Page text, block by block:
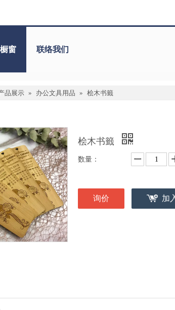
窗 联络我们
品展示 » 办公文具用品 » 桧木书籤
桧木书籤
数量：
询价 加